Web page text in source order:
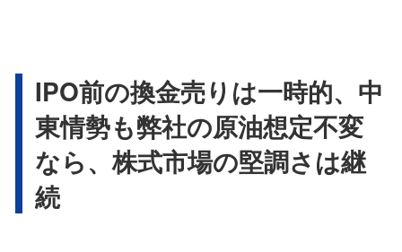
IPO前の換金売りは一時的、中
東情勢も弊社の原油想定不変
なら、株式市場の堅調さは継
続